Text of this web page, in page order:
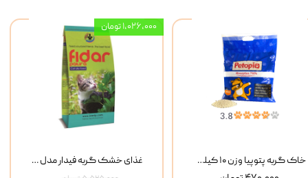
غذای خشک گربه فیدار مدل Adult وزن 10 کیلوگرم
۱,۰۲۶,۰۰۰ تومان
خاک گربه پتوپیا وزن ۱۰ کیلوگرم